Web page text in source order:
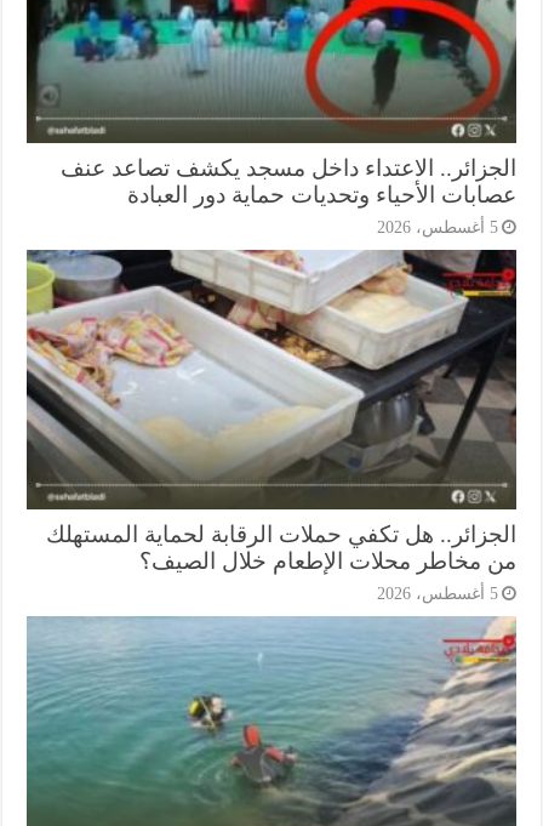
الاعتداء داخل مسجد يكشف تصاعد عنف
الأحياء وتحديات حماية دور العبادة
هل تكفي حملات الرقابة لحماية المستهلك
مخاطر محلات الإطعام خلال الصيف؟